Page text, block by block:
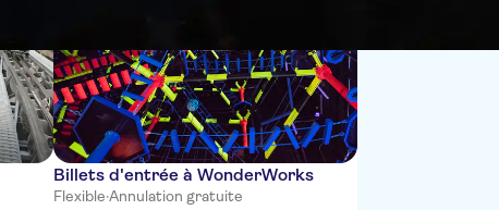
Billets d'entrée à WonderWorks
Flexible·Annulation gratuite